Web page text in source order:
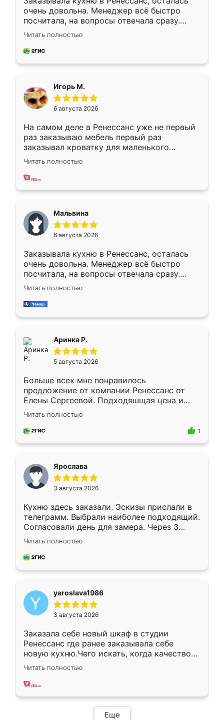
очень довольна. Менеджер всё быстро
посчитала, на вопросы отвечала сразу.
Замерщик приехал в субботу, подошёл к
делу со всей ответственностью. Собрали
за день, ребята работали аккуратно, даже
Читать полностью
Игорь М.
6 августа 2026
На самом деле в Ренессанс уже не первый
раз заказываю мебель первый раз
заказывал кроватку для маленького
ребёнка при его рождении ,во второй раз
заказал шкаф-купе. По качеству очень
хорошее сборка достаточно быстрая,
меньше, здесь же он более разнообразный.
Мне нравится ,если что-то потребуется из
мебели буду заказывать только здесь.
Читать полностью
Мальвина
6 августа 2026
Заказывала кухню в Ренессанс, осталась
очень довольна. Менеджер всё быстро
посчитала, на вопросы отвечала сразу.
Замерщик приехал в субботу, подошёл к
делу со всей ответственностью. Собрали
за день, ребята работали аккуратно, даже
Читать полностью
Аринка Р.
5 августа 2026
Больше всех мне понравилось
предложение от компании Ренессанс от
Елены Сергеевой. Подходяшщая цена и
короткие сроки изготовления. Приехавший
для замера сотрудник Владислав
предложил по моему эскизу самый
Читать полностью
1
Ярослава
3 августа 2026
Кухню здесь заказали. Эскизы прислали в
телеграмм. Выбрали наиболее подходящий.
Согласовали день для замера. Через 3
недели кухня была уже готова. Остались
довольны работой. Спасибо Ренессанс
мебель за качественную работу!
Читать полностью
yaroslava1986
3 августа 2026
Заказала себе новый шкаф в студии
Ренессанс где ранее заказывала себе
новую кухню.Чего искать, когда качеством
вполне довольна. Служит кухня уже почти
два года, нареканий нет.
Читать полностью
Еще